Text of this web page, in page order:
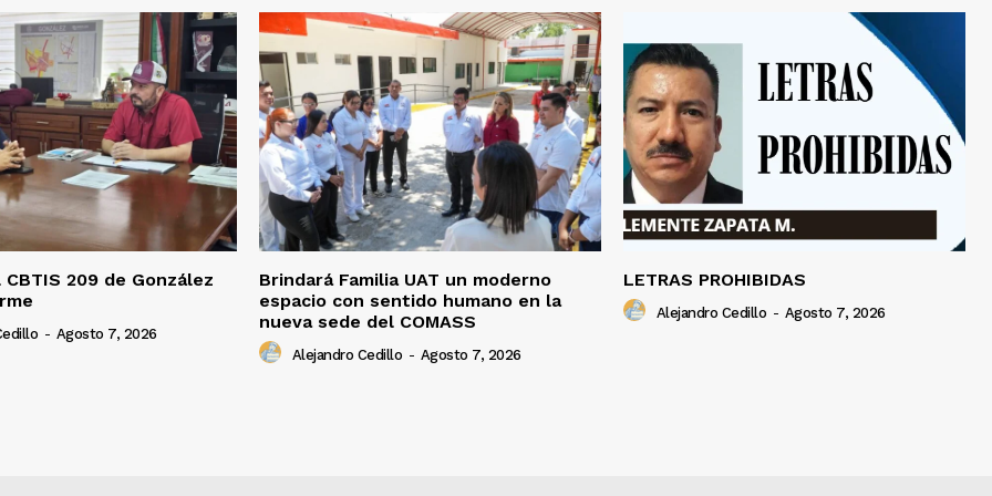
209 de González
- Agosto 7, 2026
Brindará Familia UAT un moderno
espacio con sentido humano en la
nueva sede del COMASS
Alejandro Cedillo - Agosto 7, 2026
LETRAS PROHIBIDAS
Alejandro Cedillo - Agosto 7, 2026